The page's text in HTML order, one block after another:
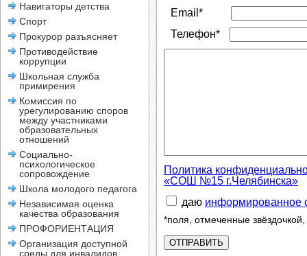
Навигаторы детства
Спорт
Прокурор разъясняет
Противодействие
коррупции
Школьная служба
примирения
Комиссия по
урегулированию споров
между участниками
образовательных
отношений
Социально-
психологическое
сопровождение
Школа молодого педагога
Независимая оценка
качества образования
ПРОФОРИЕНТАЦИЯ
Организация доступной
среды для инвалидов
Email*
Телефон*
Политика
«СОШ №15 г.Челябинска»
даю информированное
*поля, отмеченные
ОТПРАВИТЬ